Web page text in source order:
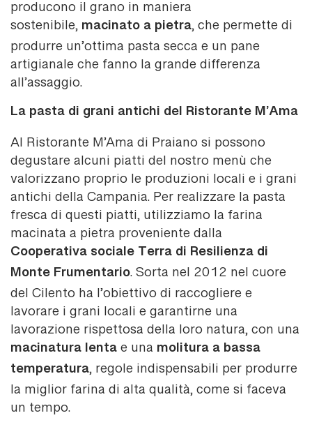
producono il grano in maniera
sostenibile, macinato a pietra, che permette di
produrre un’ottima pasta secca e un pane
artigianale che fanno la grande differenza
all’assaggio.
La pasta di grani antichi del Ristorante M’Ama
Al Ristorante M’Ama di Praiano si possono
degustare alcuni piatti del nostro menù che
valorizzano proprio le produzioni locali e i grani
antichi della Campania. Per realizzare la pasta
fresca di questi piatti, utilizziamo la farina
macinata a pietra proveniente dalla
Cooperativa sociale Terra di Resilienza di
Monte Frumentario. Sorta nel 2012 nel cuore
del Cilento ha l’obiettivo di raccogliere e
lavorare i grani locali e garantirne una
lavorazione rispettosa della loro natura, con una
macinatura lenta e una molitura a bassa
temperatura, regole indispensabili per produrre
la miglior farina di alta qualità, come si faceva
un tempo.